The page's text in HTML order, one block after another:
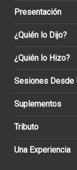
Presentación
¿Quién lo Dijo?
¿Quién lo Hizo?
Sesiones Desde
Suplementos
Tributo
Una Experiencia